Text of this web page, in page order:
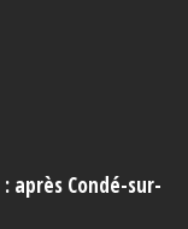
après Condé-sur-